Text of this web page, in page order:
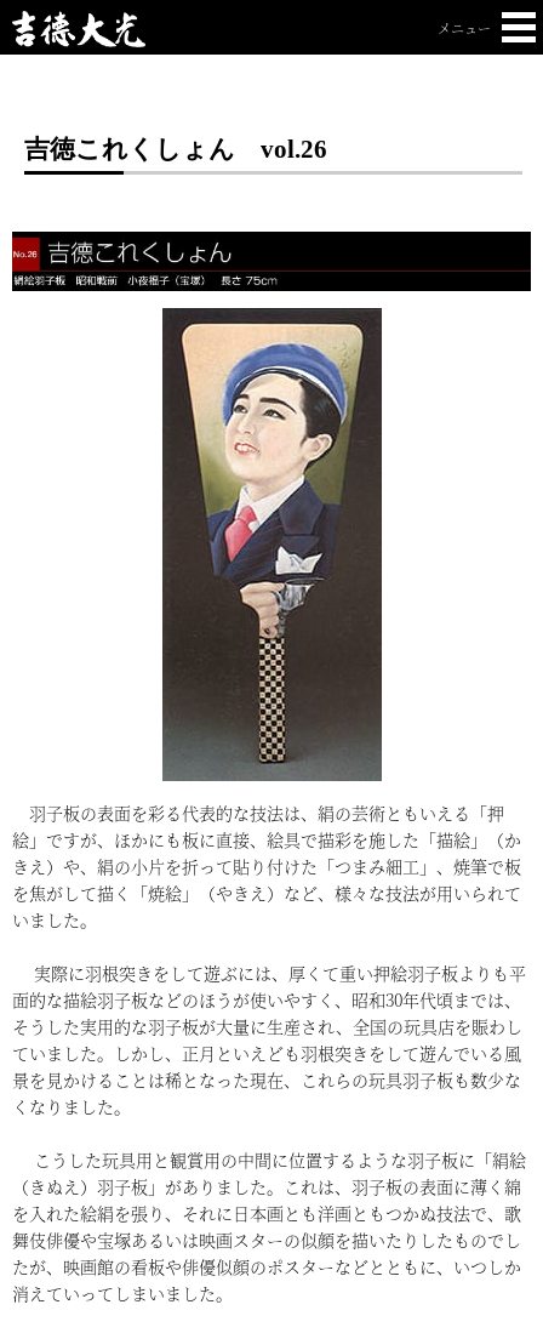
メニュー
吉徳これくしょん vol.26
羽子板の表面を彩る代表的な技法は、絹の芸術ともいえる「押
絵」ですが、ほかにも板に直接、絵具で描彩を施した「描絵」（か
きえ）や、絹の小片を折って貼り付けた「つまみ細工」、焼筆で板
を焦がして描く「焼絵」（やきえ）など、様々な技法が用いられて
いました。
実際に羽根突きをして遊ぶには、厚くて重い押絵羽子板よりも平
面的な描絵羽子板などのほうが使いやすく、昭和30年代頃までは、
そうした実用的な羽子板が大量に生産され、全国の玩具店を賑わし
ていました。しかし、正月といえども羽根突きをして遊んでいる風
景を見かけることは稀となった現在、これらの玩具羽子板も数少な
くなりました。
こうした玩具用と観賞用の中間に位置するような羽子板に「絹絵
（きぬえ）羽子板」がありました。これは、羽子板の表面に薄く綿
を入れた絵絹を張り、それに日本画とも洋画ともつかぬ技法で、歌
舞伎俳優や宝塚あるいは映画スターの似顔を描いたりしたものでし
たが、映画館の看板や俳優似顔のポスターなどとともに、いつしか
消えていってしまいました。